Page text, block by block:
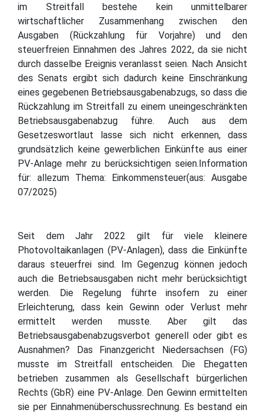
im Streitfall bestehe kein unmittelbarer
wirtschaftlicher Zusammenhang zwischen den
Ausgaben (Rückzahlung für Vorjahre) und den
steuerfreien Einnahmen des Jahres 2022, da sie nicht
durch dasselbe Ereignis veranlasst seien. Nach Ansicht
des Senats ergibt sich dadurch keine Einschränkung
eines gegebenen Betriebsausgabenabzugs, so dass die
Rückzahlung im Streitfall zu einem uneingeschränkten
Betriebsausgabenabzug führe. Auch aus dem
Gesetzeswortlaut lasse sich nicht erkennen, dass
grundsätzlich keine gewerblichen Einkünfte aus einer
PV-Anlage mehr zu berücksichtigen seien.Information
für: allezum Thema: Einkommensteuer(aus: Ausgabe
07/2025)
Seit dem Jahr 2022 gilt für viele kleinere
Photovoltaikanlagen (PV-Anlagen), dass die Einkünfte
daraus steuerfrei sind. Im Gegenzug können jedoch
auch die Betriebsausgaben nicht mehr berücksichtigt
werden. Die Regelung führte insofern zu einer
Erleichterung, dass kein Gewinn oder Verlust mehr
ermittelt werden musste. Aber gilt das
Betriebsausgabenabzugsverbot generell oder gibt es
Ausnahmen? Das Finanzgericht Niedersachsen (FG)
musste im Streitfall entscheiden. Die Ehegatten
betrieben zusammen als Gesellschaft bürgerlichen
Rechts (GbR) eine PV-Anlage. Den Gewinn ermittelten
sie per Einnahmenüberschussrechnung. Es bestand ein